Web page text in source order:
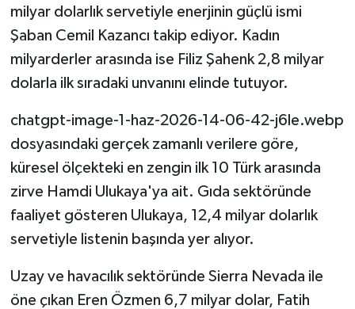
milyar dolarlık servetiyle enerjinin güçlü ismi
Şaban Cemil Kazancı takip ediyor. Kadın
milyarderler arasında ise Filiz Şahenk 2,8 milyar
dolarla ilk sıradaki unvanını elinde tutuyor.
chatgpt-image-1-haz-2026-14-06-42-j6le.webp
dosyasındaki gerçek zamanlı verilere göre,
küresel ölçekteki en zengin ilk 10 Türk arasında
zirve Hamdi Ulukaya'ya ait. Gıda sektöründe
faaliyet gösteren Ulukaya, 12,4 milyar dolarlık
servetiyle listenin başında yer alıyor.
Uzay ve havacılık sektöründe Sierra Nevada ile
öne çıkan Eren Özmen 6,7 milyar dolar, Fatih